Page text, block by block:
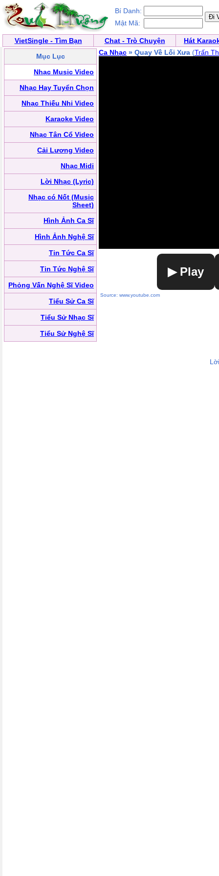
Bí Danh:
Mật Mã:
VietSingle - Tìm Bạn Chat - Trò Chuyện
Hát
Mục Lục
Nhạc Music Video
Nhạc Hay Tuyển Chọn
Nhạc Thiếu Nhi Video
Karaoke Video
Nhạc Tân Cổ Video
Cải Lương Video
Nhạc Midi
Lời Nhạc (Lyric)
Nhạc có Nốt (Music
Sheet)
Hình Ảnh Ca Sĩ
Hình Ảnh Nghệ Sĩ
Tin Tức Ca Sĩ
Tin Tức Nghệ Sĩ
Phỏng Vấn Nghệ Sĩ Video
Tiểu Sử Ca Sĩ
Tiểu Sử Nhạc Sĩ
Tiểu Sử Nghệ Sĩ
Ca Nhạc » Quay Về Lối Xưa (Trấn
▶ Play
Source: www.youtube.com